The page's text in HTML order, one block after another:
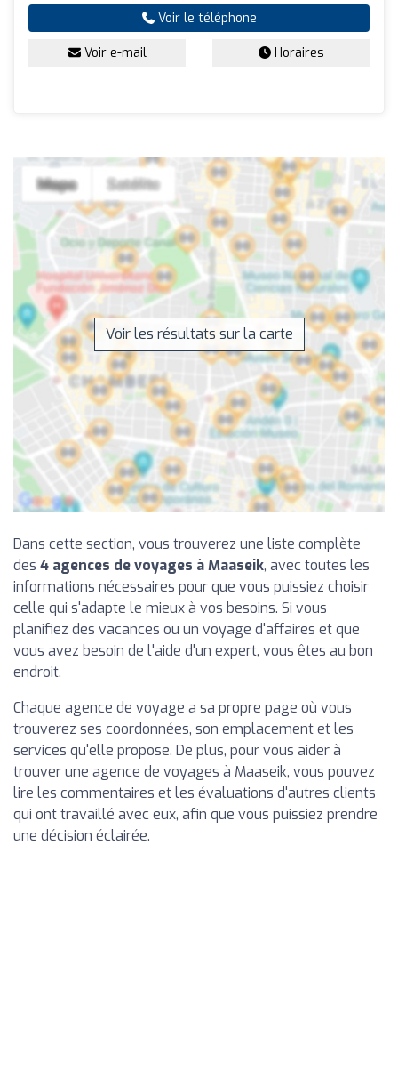
Voir le téléphone
Voir e-mail Horaires
Voir les résultats sur la carte
Dans cette section, vous trouverez une liste complète
des 4 agences de voyages à Maaseik, avec toutes les
informations nécessaires pour que vous puissiez choisir
celle qui s'adapte le mieux à vos besoins. Si vous
planifiez des vacances ou un voyage d'affaires et que
vous avez besoin de l'aide d'un expert, vous êtes au bon
endroit.
Chaque agence de voyage a sa propre page où vous
trouverez ses coordonnées, son emplacement et les
services qu'elle propose. De plus, pour vous aider à
trouver une agence de voyages à Maaseik, vous pouvez
lire les commentaires et les évaluations d'autres clients
qui ont travaillé avec eux, afin que vous puissiez prendre
une décision éclairée.